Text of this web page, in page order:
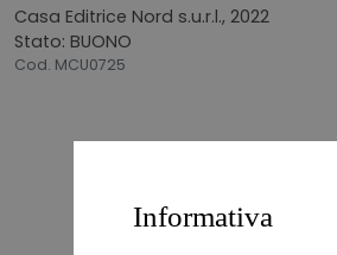
Casa Editrice Nord s.u.r.l., 2022
Stato: BUONO
Cod. MCU0725
Informativa